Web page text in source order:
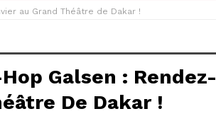
au Grand Théâtre de Dakar !
Galsen : Rendez-
De Dakar !